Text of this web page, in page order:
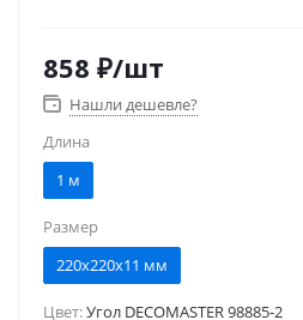
858 ₽/шт
Нашли дешевле?
Длина
1 м
Размер
220x220x11 мм
Цвет:Угол DECOMASTER 98885-2